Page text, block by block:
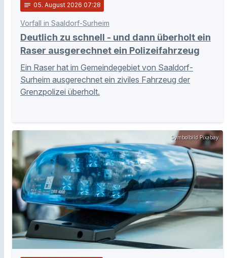
notes 05. August 2026 07:28
Vorfall in Saaldorf-Surheim
Deutlich zu schnell - und dann überholt ein
Raser ausgerechnet ein Polizeifahrzeug
Ein Raser hat im Gemeindegebiet von Saaldorf-
Surheim ausgerechnet ein ziviles Fahrzeug der
Grenzpolizei überholt.
Symbolbild Pixabay